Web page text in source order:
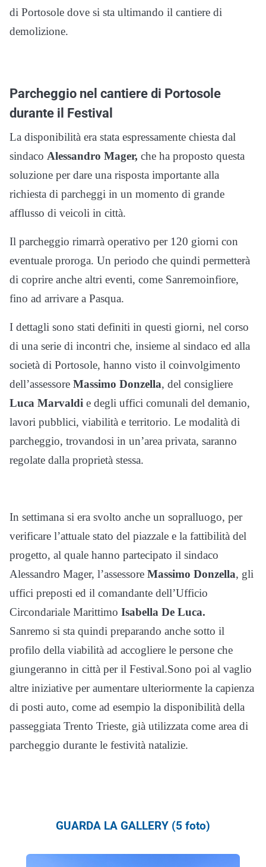
di Portosole dove si sta ultimando il cantiere di
demolizione.
Parcheggio nel cantiere di Portosole
durante il Festival
La disponibilità era stata espressamente chiesta dal
sindaco Alessandro Mager, che ha proposto questa
soluzione per dare una risposta importante alla
richiesta di parcheggi in un momento di grande
afflusso di veicoli in città.
Il parcheggio rimarrà operativo per 120 giorni con
eventuale proroga. Un periodo che quindi permetterà
di coprire anche altri eventi, come Sanremoinfiore,
fino ad arrivare a Pasqua.
I dettagli sono stati definiti in questi giorni, nel corso
di una serie di incontri che, insieme al sindaco ed alla
società di Portosole, hanno visto il coinvolgimento
dell’assessore Massimo Donzella, del consigliere
Luca Marvaldi e degli uffici comunali del demanio,
lavori pubblici, viabilità e territorio. Le modalità di
parcheggio, trovandosi in un’area privata, saranno
regolate dalla proprietà stessa.
In settimana si era svolto anche un sopralluogo, per
verificare l’attuale stato del piazzale e la fattibilità del
progetto, al quale hanno partecipato il sindaco
Alessandro Mager, l’assessore Massimo Donzella, gli
uffici preposti ed il comandante dell’Ufficio
Circondariale Marittimo Isabella De Luca.
Sanremo si sta quindi preparando anche sotto il
profilo della viabilità ad accogliere le persone che
giungeranno in città per il Festival.Sono poi al vaglio
altre iniziative per aumentare ulteriormente la capienza
di posti auto, come ad esempio la disponibilità della
passeggiata Trento Trieste, già utilizzata come area di
parcheggio durante le festività natalizie.
GUARDA LA GALLERY (5 foto)